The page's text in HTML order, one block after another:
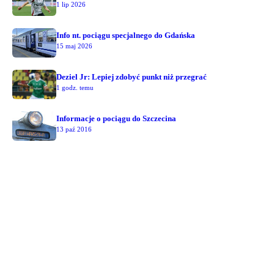
1 lip 2026
Info nt. pociągu specjalnego do Gdańska
15 maj 2026
Deziel Jr: Lepiej zdobyć punkt niż przegrać
1 godz. temu
Informacje o pociągu do Szczecina
13 paź 2016